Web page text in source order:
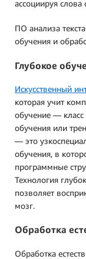
ассоциируя
ПО анализа
обучения и
Глубокое
Искусственный
которая учит
обучение — класс
обучения или
— это
обучения, в
программные
Технология
позволяет
мозг.
Обработка
Обработка